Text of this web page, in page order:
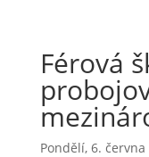
Férová
Pondělí, 6. června